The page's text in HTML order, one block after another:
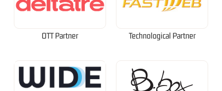
OTT Partner Technological Partner